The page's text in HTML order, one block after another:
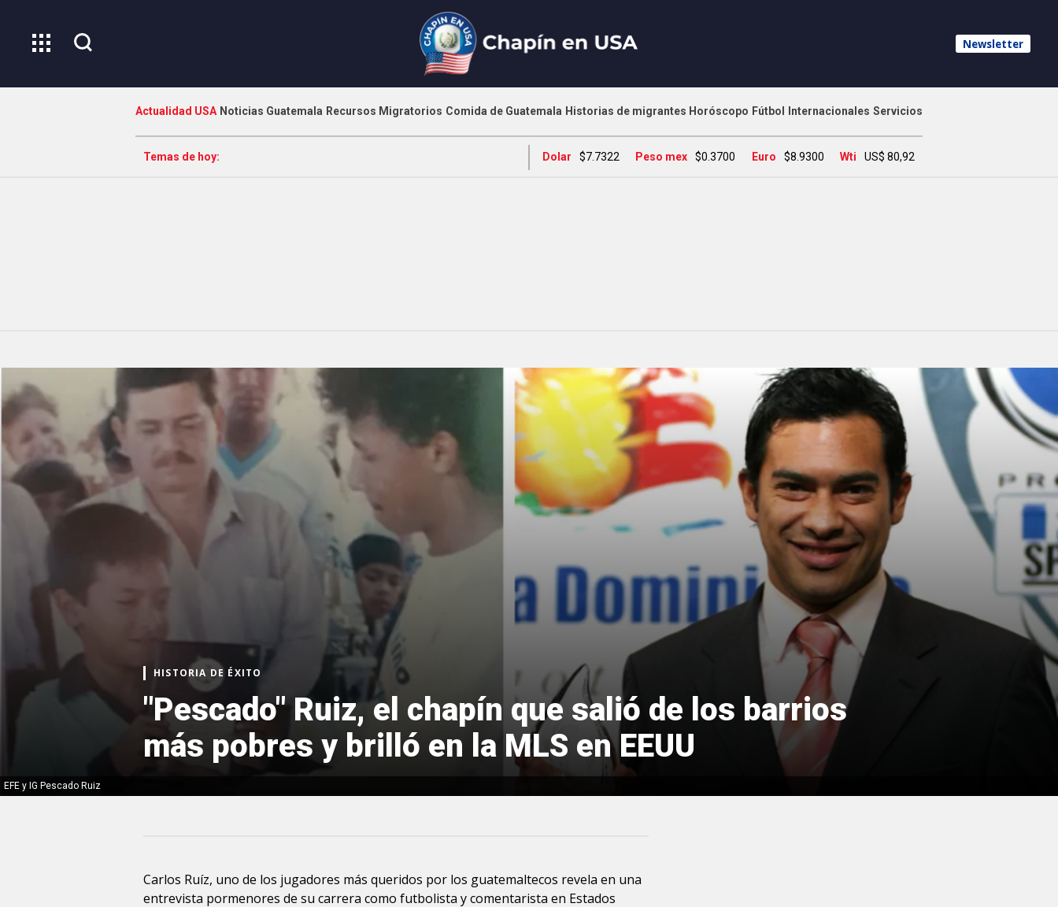
Newsletter
Actualidad USA Noticias Guatemala Recursos Migratorios Comida de Guatemala Historias de migrantes Horóscopo Fútbol Internacionales Servicios
Temas de hoy: Dolar $7.7322 Peso mex $0.3700 Euro $8.9300 Wti US$ 80,92
EFE y IG Pescado Ruiz
HISTORIA DE ÉXITO
"Pescado" Ruiz, el chapín que salió de los barrios
más pobres y brilló en la MLS en EEUU
Carlos Ruíz, uno de los jugadores más queridos por los guatemaltecos revela en una
entrevista pormenores de su carrera como futbolista y comentarista en Estados